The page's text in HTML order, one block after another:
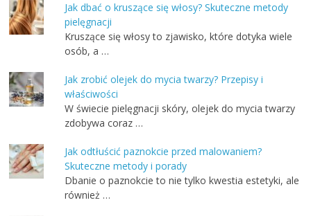
Jak dbać o kruszące się włosy? Skuteczne metody
pielęgnacji
Kruszące się włosy to zjawisko, które dotyka wiele
osób, a …
Jak zrobić olejek do mycia twarzy? Przepisy i
właściwości
W świecie pielęgnacji skóry, olejek do mycia twarzy
zdobywa coraz …
Jak odtłuścić paznokcie przed malowaniem?
Skuteczne metody i porady
Dbanie o paznokcie to nie tylko kwestia estetyki, ale
również …